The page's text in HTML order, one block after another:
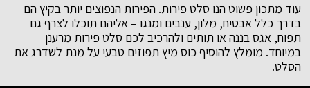
עוד מתכון פשוט הנו סלט פירות. הפירות הנפוצים יותר בקיץ הם
בדרך כלל אבטיח, מלון, ענבים ומנגו – אליהם תוכלו לצרף גם
תפוח, אגס בננה או תותים ולהרכיב לכם סלט פירות מרענן
במיוחד. מומלץ להוסיף כוס מיץ תפוזים טבעי על מנת לשדרג את
הסלט.